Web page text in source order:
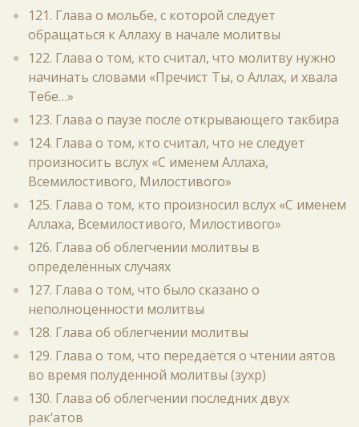
121. Глава о мольбе, с которой следует
обращаться к Аллаху в начале молитвы
122. Глава о том, кто считал, что молитву нужно
начинать словами «Пречист Ты, о Аллах, и хвала
Тебе…»
123. Глава о паузе после открывающего такбира
124. Глава о том, кто считал, что не следует
произносить вслух «С именем Аллаха,
Всемилостивого, Милостивого»
125. Глава о том, кто произносил вслух «С именем
Аллаха, Всемилостивого, Милостивого»
126. Глава об облегчении молитвы в
определённых случаях
127. Глава о том, что было сказано о
неполноценности молитвы
128. Глава об облегчении молитвы
129. Глава о том, что передаётся о чтении аятов
во время полуденной молитвы (зухр)
130. Глава об облегчении последних двух
рак‘атов